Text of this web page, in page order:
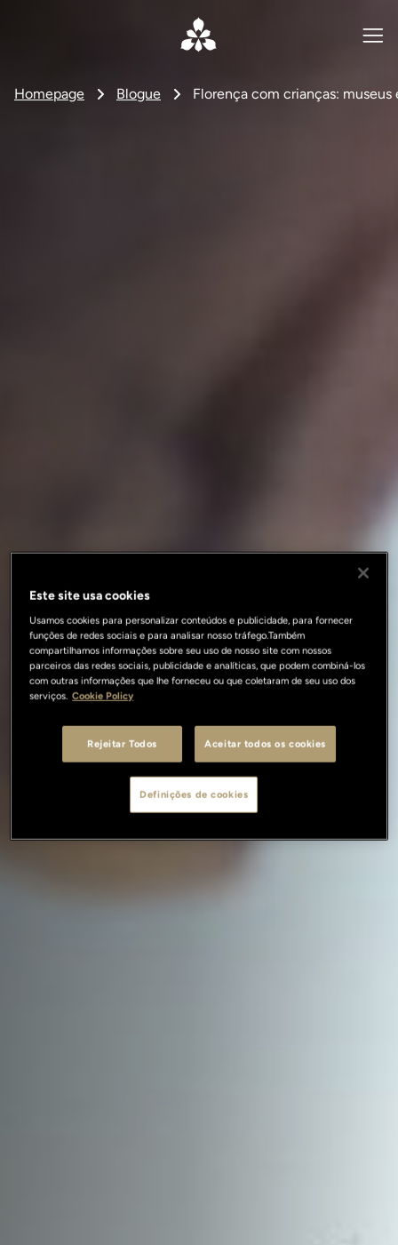
Homepage Blogue Florença com crianças:
Este site usa cookies
Usamos cookies para personalizar conteúdos e publicidade, para fornecer
funções de redes sociais e para analisar nosso tráfego.Também
compartilhamos informações sobre seu uso de nosso site com nossos
parceiros das redes sociais, publicidade e analíticas, que podem combiná-los
com outras informações que lhe forneceu ou que coletaram de seu uso dos
serviços. Cookie Policy
Rejeitar Todos Aceitar todos os cookies
Definições de cookies